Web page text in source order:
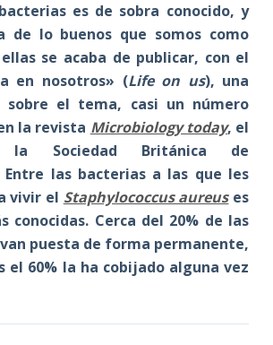
es de sobra conocido, y
de lo buenos que somos como
se acaba de publicar, con el
en nosotros» (Life on us), una
sobre el tema, casi un número
la revista Microbiology today, el
Sociedad Británica de
Entre las bacterias a las que les
vivir el Staphylococcus aureuses
conocidas. Cerca del 20% de las
puesta de forma permanente,
el 60% la ha cobijado alguna vez